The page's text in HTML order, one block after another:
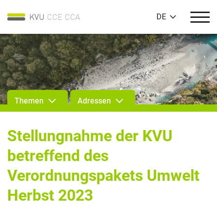
DE
Themen Adressen
Stellungnahme der KVU
betreffend des
Verordnungspakets Umwelt
Herbst 2023